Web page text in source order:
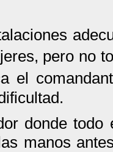
pero no
el
donde todo
manos